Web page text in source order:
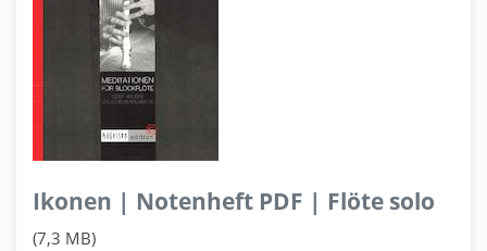
Ikonen | Notenheft PDF | Flöte solo
(7,3 MB)